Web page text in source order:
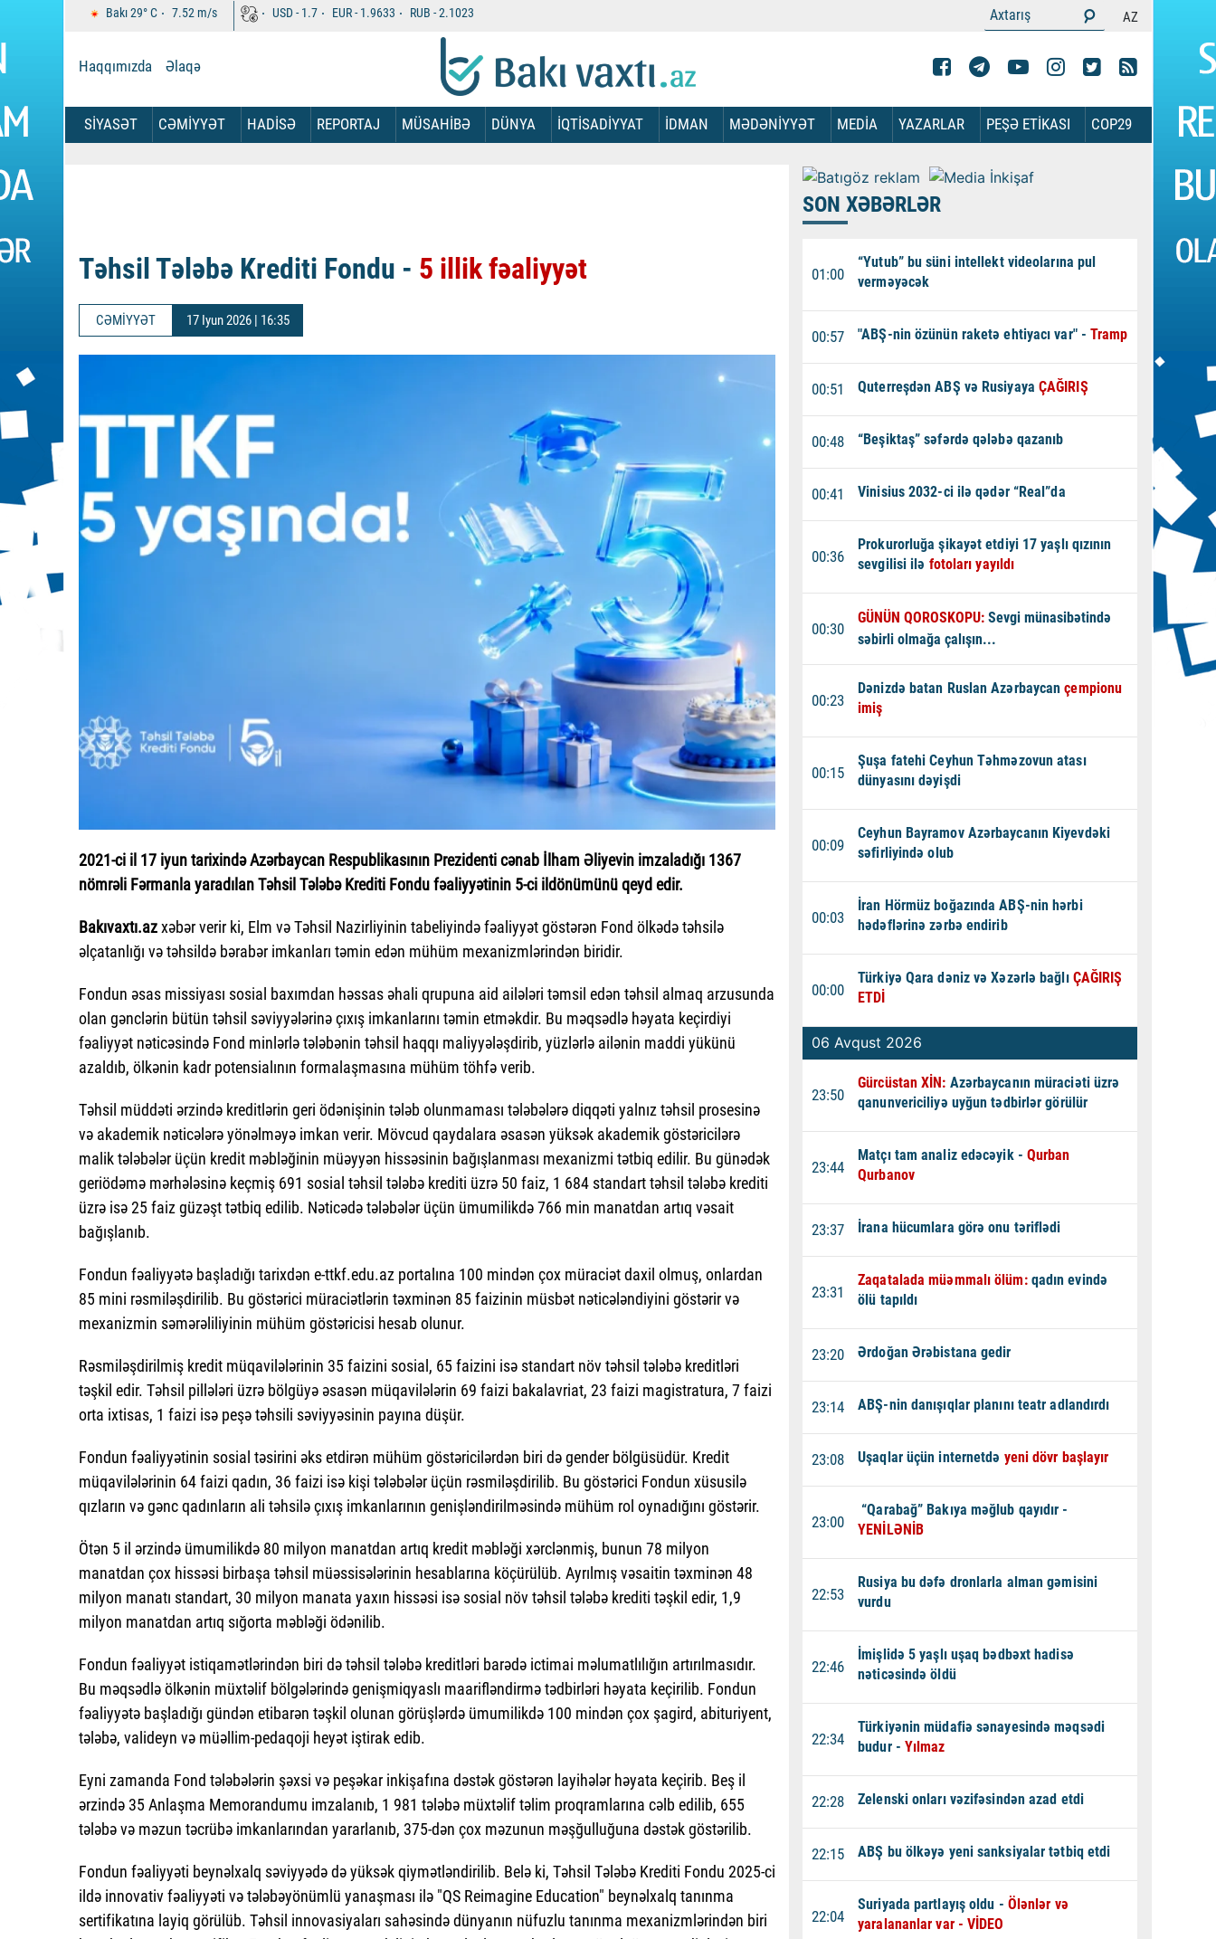
Bakı29°C 7.52 m/s USD -1.7 EUR -1.9633 RUB -2.1023 AZ
Haqqımızda Əlaqə
SİYASƏT CƏMİYYƏT HADİSƏ REPORTAJ MÜSAHİBƏ DÜNYA İQTİSADİYYAT İDMAN MƏDƏNİYYƏT MEDİA YAZARLAR PEŞƏ ETİKASI COP29
Təhsil Tələbə Krediti Fondu - 5 illik fəaliyyət
CƏMİYYƏT 17 Iyun 2026 | 16:35
2021-ci il 17 iyun tarixində Azərbaycan Respublikasının Prezidenti cənab İlham Əliyevin imzaladığı 1367
nömrəli Fərmanla yaradılan Təhsil Tələbə Krediti Fondu fəaliyyətinin 5-ci ildönümünü qeyd edir.
Bakıvaxtı.azxəbər verir ki, Elm və Təhsil Nazirliyinin tabeliyində fəaliyyət göstərən Fond ölkədə təhsilə
əlçatanlığı və təhsildə bərabər imkanları təmin edən mühüm mexanizmlərindən biridir.
Fondun əsas missiyası sosial baxımdan həssas əhali qrupuna aid ailələri təmsil edən təhsil almaq arzusunda
olan gənclərin bütün təhsil səviyyələrinə çıxış imkanlarını təmin etməkdir. Bu məqsədlə həyata keçirdiyi
fəaliyyət nəticəsində Fond minlərlə tələbənin təhsil haqqı maliyyələşdirib, yüzlərlə ailənin maddi yükünü
azaldıb, ölkənin kadr potensialının formalaşmasına mühüm töhfə verib.
Təhsil müddəti ərzində kreditlərin geri ödənişinin tələb olunmaması tələbələrə diqqəti yalnız təhsil prosesinə
və akademik nəticələrə yönəlməyə imkan verir. Mövcud qaydalara əsasən yüksək akademik göstəricilərə
malik tələbələr üçün kredit məbləğinin müəyyən hissəsinin bağışlanması mexanizmi tətbiq edilir. Bu günədək
geriödəmə mərhələsinə keçmiş 691 sosial təhsil tələbə krediti üzrə 50 faiz, 1 684 standart təhsil tələbə krediti
üzrə isə 25 faiz güzəşt tətbiq edilib. Nəticədə tələbələr üçün ümumilikdə 766 min manatdan artıq vəsait
bağışlanıb.
Fondun fəaliyyətə başladığı tarixdən e-ttkf.edu.az portalına 100 mindən çox müraciət daxil olmuş, onlardan
85 mini rəsmiləşdirilib. Bu göstərici müraciətlərin təxminən 85 faizinin müsbət nəticələndiyini göstərir və
mexanizmin səmərəliliyinin mühüm göstəricisi hesab olunur.
Rəsmiləşdirilmiş kredit müqavilələrinin 35 faizini sosial, 65 faizini isə standart növ təhsil tələbə kreditləri
təşkil edir. Təhsil pillələri üzrə bölgüyə əsasən müqavilələrin 69 faizi bakalavriat, 23 faizi magistratura, 7 faizi
orta ixtisas, 1 faizi isə peşə təhsili səviyyəsinin payına düşür.
Fondun fəaliyyətinin sosial təsirini əks etdirən mühüm göstəricilərdən biri də gender bölgüsüdür. Kredit
müqavilələrinin 64 faizi qadın, 36 faizi isə kişi tələbələr üçün rəsmiləşdirilib. Bu göstərici Fondun xüsusilə
qızların və gənc qadınların ali təhsilə çıxış imkanlarının genişləndirilməsində mühüm rol oynadığını göstərir.
Ötən 5 il ərzində ümumilikdə 80 milyon manatdan artıq kredit məbləği xərclənmiş, bunun 78 milyon
manatdan çox hissəsi birbaşa təhsil müəssisələrinin hesablarına köçürülüb. Ayrılmış vəsaitin təxminən 48
milyon manatı standart, 30 milyon manata yaxın hissəsi isə sosial növ təhsil tələbə krediti təşkil edir, 1,9
milyon manatdan artıq sığorta məbləği ödənilib.
Fondun fəaliyyət istiqamətlərindən biri də təhsil tələbə kreditləri barədə ictimai məlumatlılığın artırılmasıdır.
Bu məqsədlə ölkənin müxtəlif bölgələrində genişmiqyaslı maarifləndirmə tədbirləri həyata keçirilib. Fondun
fəaliyyətə başladığı gündən etibarən təşkil olunan görüşlərdə ümumilikdə 100 mindən çox şagird, abituriyent,
tələbə, valideyn və müəllim-pedaqoji heyət iştirak edib.
Eyni zamanda Fond tələbələrin şəxsi və peşəkar inkişafına dəstək göstərən layihələr həyata keçirib. Beş il
ərzində 35 Anlaşma Memorandumu imzalanıb, 1 981 tələbə müxtəlif təlim proqramlarına cəlb edilib, 655
tələbə və məzun təcrübə imkanlarından yararlanıb, 375-dən çox məzunun məşğulluğuna dəstək göstərilib.
Fondun fəaliyyəti beynəlxalq səviyyədə də yüksək qiymətləndirilib. Belə ki, Təhsil Tələbə Krediti Fondu 2025-ci
ildə innovativ fəaliyyəti və tələbəyönümlü yanaşması ilə "QS Reimagine Education" beynəlxalq tanınma
sertifikatına layiq görülüb. Təhsil innovasiyaları sahəsində dünyanın nüfuzlu tanınma mexanizmlərindən biri
SON XƏBƏRLƏR
01:00
“Yutub” bu süni intellekt videolarına pul
verməyəcək
00:57 "ABŞ-nin özünün raketə ehtiyacı var" -Tramp
00:51 Quterreşdən ABŞ və Rusiyaya ÇAĞIRIŞ
00:48 “Beşiktaş” səfərdə qələbə qazanıb
00:41 Vinisius 2032-ci ilə qədər “Real”da
00:36
Prokurorluğa şikayət etdiyi 17 yaşlı qızının
sevgilisi ilə fotoları yayıldı
00:30
GÜNÜN QOROSKOPU:Sevgi münasibətində
səbirli olmağa çalışın...
00:23
Dənizdə batan Ruslan Azərbaycançempionu
imiş
00:15
Şuşa fatehi Ceyhun Təhməzovun atası
dünyasını dəyişdi
00:09
Ceyhun Bayramov Azərbaycanın Kiyevdəki
səfirliyində olub
00:03
İran Hörmüz boğazında ABŞ-nin hərbi
hədəflərinə zərbə endirib
00:00
Türkiyə Qara dəniz və Xəzərlə bağlı ÇAĞIRIŞ
ETDİ
06 Avqust 2026
23:50
Gürcüstan XİN: Azərbaycanın müraciəti üzrə
qanunvericiliyə uyğun tədbirlər görülür
23:44
Matçı tam analiz edəcəyik - Qurban
Qurbanov
23:37 İrana hücumlara görə onu təriflədi
23:31
Zaqatalada müəmmalı ölüm: qadın evində
ölü tapıldı
23:20 Ərdoğan Ərəbistana gedir
23:14 ABŞ-nin danışıqlar planını teatr adlandırdı
23:08 Uşaqlar üçün internetdə yeni dövr başlayır
23:00
“Qarabağ” Bakıya məğlub qayıdır -
YENİLƏNİB
22:53
Rusiya bu dəfə dronlarla alman gəmisini
vurdu
22:46
İmişlidə 5 yaşlı uşaq bədbəxt hadisə
nəticəsində öldü
22:34
Türkiyənin müdafiə sənayesində məqsədi
budur - Yılmaz
22:28 Zelenski onları vəzifəsindən azad etdi
22:15 ABŞ bu ölkəyə yeni sanksiyalar tətbiq etdi
22:04
Suriyada partlayış oldu - Ölənlər və
yaralananlar var - VİDEO